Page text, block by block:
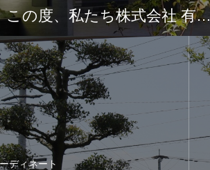
この度、私たち株式会社 有…
ディネート